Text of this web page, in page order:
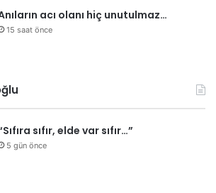
acı olanı hiç unutulmaz…
15 saat önce
sıfır, elde var sıfır…”
5 gün önce